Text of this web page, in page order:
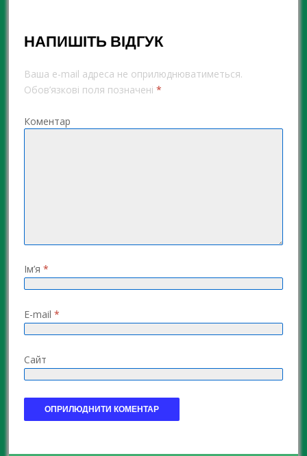
НАПИШІТЬ ВІДГУК
Ваша e-mail адреса не оприлюднюватиметься.
Обов’язкові поля позначені *
Коментар
Ім’я *
E-mail *
Сайт